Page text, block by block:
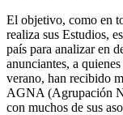
El objetivo, como en
realiza sus Estudios,
país para analizar en
anunciantes, a
verano, han recibido
AGNA (Agrupación
con muchos de sus